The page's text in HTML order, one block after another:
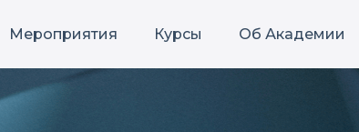
Мероприятия Курсы Об Академии